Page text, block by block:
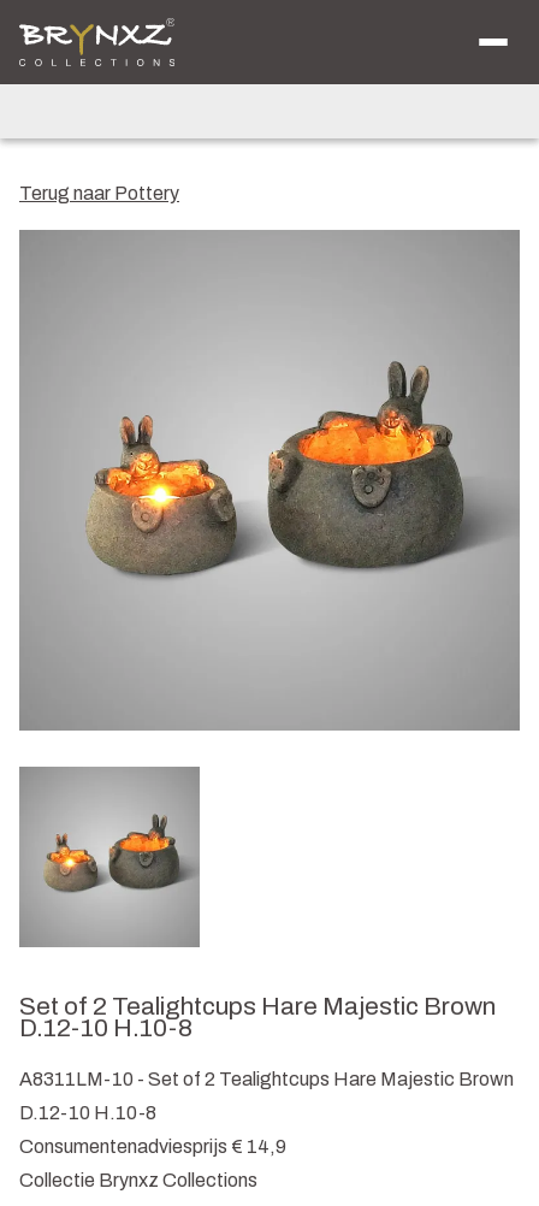
Over ons
Catalogus
Collecties
Ancient Clay
Verkooplocaties
Terug naar Pottery
Set of 2 Tealightcups Hare Majestic Brown
D.12-10 H.10-8
A8311LM-10 - Set of 2 Tealightcups Hare Majestic Brown
D.12-10 H.10-8
Consumentenadviesprijs € 14,9
Collectie Brynxz Collections